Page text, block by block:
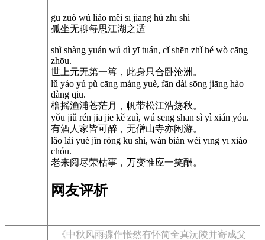
gū zuò wú liáo měi sī jiāng hú zhī shì
孤坐无聊每思江湖之适
shì shàng yuán wú dì yī tuán, cǐ shēn zhǐ hé wò cāng
zhōu.
世上元无第一篿，此身只合卧沧洲。
lǔ yáo yú pǔ cāng máng yuè, fān dài sōng jiāng hào
dàng qiū.
橹摇渔浦苍茫月，帆带松江浩荡秋。
yǒu jiǔ rén jiā jiē kě zuì, wú sēng shān sì yì xián yóu.
有酒人家皆可醉，无僧山寺亦闲游。
lǎo lái yuè jǐn róng kū shì, wàn biàn wéi yīng yī xiào
chóu.
老来阅尽荣枯事，万变惟应一笑酬。
网友评析
《中秋风雨骤作怅然有怀简全真沅陵并寄成父